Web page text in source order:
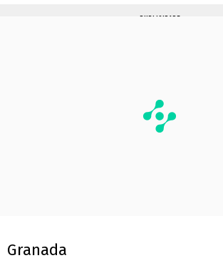
PUBLICIDADE
Granada